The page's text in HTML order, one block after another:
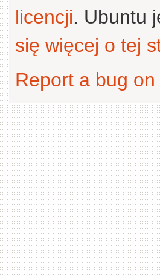
licencji. Ubuntu
się więcej o tej
Report a bug